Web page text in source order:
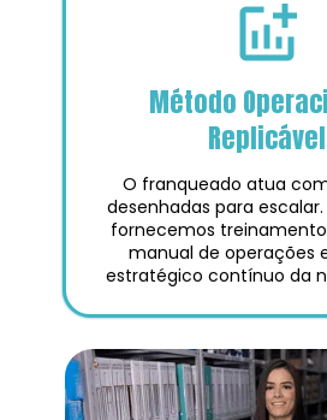
Método
Replicável
desenhadas para escalar.
fornecemos
manual de operações
estratégico contínuo da